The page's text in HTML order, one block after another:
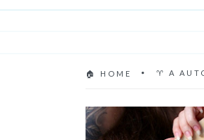
🏠 HOME ♈ A